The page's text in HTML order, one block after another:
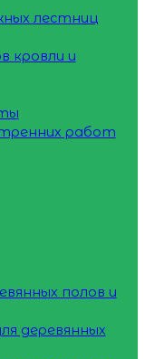
лестниц
кровли и
работ
полов и
деревянных